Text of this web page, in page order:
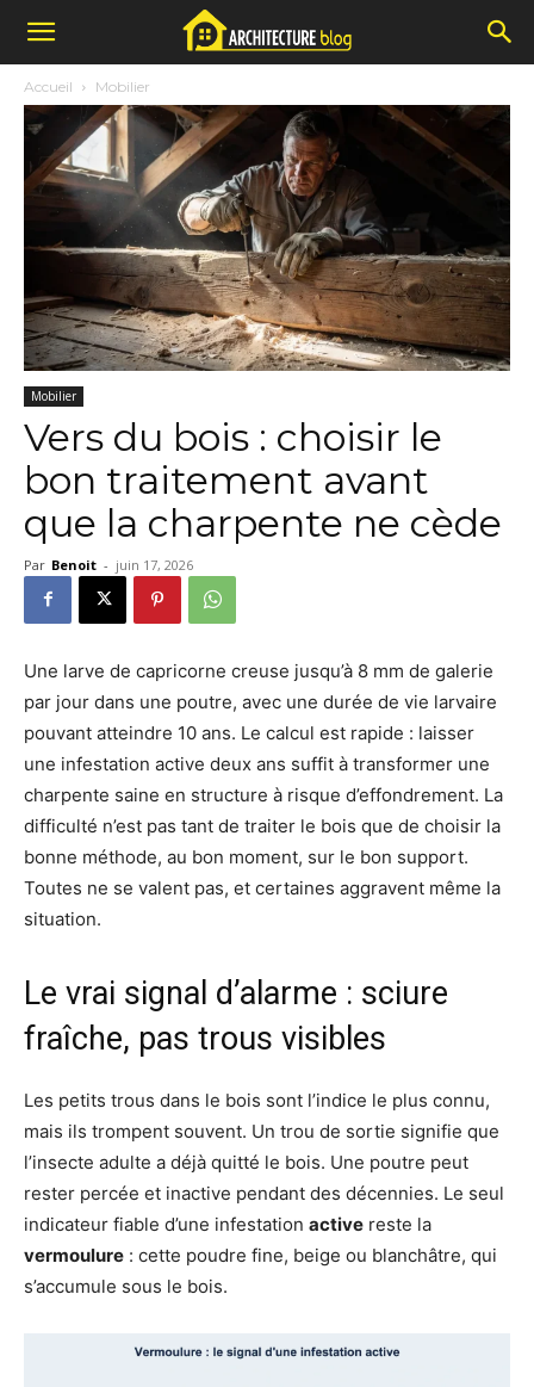
Accueil Mobilier
Mobilier
Vers du bois : choisir le
bon traitement avant
que la charpente ne cède
Par Benoit - juin 17, 2026
Une larve de capricorne creuse jusqu’à 8 mm de galerie
par jour dans une poutre, avec une durée de vie larvaire
pouvant atteindre 10 ans. Le calcul est rapide : laisser
une infestation active deux ans suffit à transformer une
charpente saine en structure à risque d’effondrement. La
difficulté n’est pas tant de traiter le bois que de choisir la
bonne méthode, au bon moment, sur le bon support.
Toutes ne se valent pas, et certaines aggravent même la
situation.
Le vrai signal d’alarme : sciure
fraîche, pas trous visibles
Les petits trous dans le bois sont l’indice le plus connu,
mais ils trompent souvent. Un trou de sortie signifie que
l’insecte adulte a déjà quitté le bois. Une poutre peut
rester percée et inactive pendant des décennies. Le seul
indicateur fiable d’une infestation active reste la
vermoulure : cette poudre fine, beige ou blanchâtre, qui
s’accumule sous le bois.